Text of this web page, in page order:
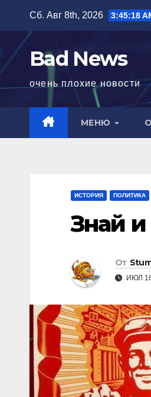
содержимому
Сб. Авг 8th, 2026 3:45:19
Bad News
очень плохие новости
МЕНЮ
ИСТОРИЯ ПОЛИТИКА
Знай
От
ИЮЛ